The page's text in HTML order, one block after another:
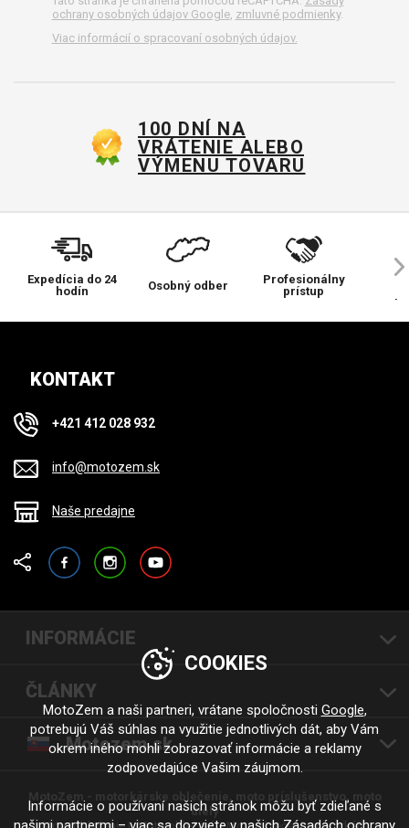
ochrany osobných údajov Google, zmluvné podmienky.
Viac informácií o spracovaní osobných údajov.
100 DNÍ NA
VRÁTENIE ALEBO
VÝMENU TOVARU
Expedícia do 24
hodín
Osobný odber
Profesionálny
prístup
KONTAKT
+421 412 028 932
info@motozem.sk
Naše predajne
FacebookInstagramYouTube
INFORMÁCIE
ČLÁNKY
Motozem.sk
MotoZem - motorkárske oblečenie, moto príslušenstvo, moto
diely
COOKIES
MotoZem a naši partneri, vrátane spoločnosti Google,
potrebujú Váš súhlas na využitie jednotlivých dát, aby Vám
okrem iného mohli zobrazovať informácie a reklamy
zodpovedajúce Vašim záujmom.
Informácie o používaní našich stránok môžu byť zdieľané s